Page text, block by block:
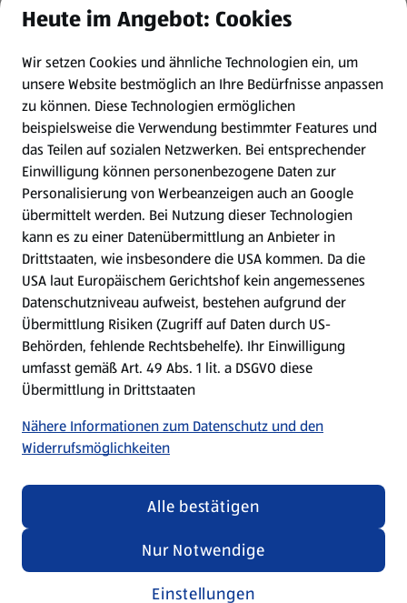
Newsletter
WhatsApp
Gewinnspiele
Mein HOFER. Meine Einkäufe.
Meine Meinung. Mein HOFER.
Gutscheingroßbestellung
(öffnet in einem neuen Tab)
Folge uns hier:
Jetzt die HOFER App downloaden
Datenschutz- und Richtlinienmenü
Impressum
Security Policy
(öffnet in einem neuen Tab)
Heute im Angebot: Cookies
Wir setzen Cookies und ähnliche Technologien ein, um
unsere Website bestmöglich an Ihre Bedürfnisse anpassen
zu können. Diese Technologien ermöglichen
beispielsweise die Verwendung bestimmter Features und
das Teilen auf sozialen Netzwerken. Bei entsprechender
Einwilligung können personenbezogene Daten zur
Personalisierung von Werbeanzeigen auch an Google
übermittelt werden. Bei Nutzung dieser Technologien
kann es zu einer Datenübermittlung an Anbieter in
Drittstaaten, wie insbesondere die USA kommen. Da die
USA laut Europäischem Gerichtshof kein angemessenes
Datenschutzniveau aufweist, bestehen aufgrund der
Übermittlung Risiken (Zugriff auf Daten durch US-
Behörden, fehlende Rechtsbehelfe). Ihr Einwilligung
umfasst gemäß Art. 49 Abs. 1 lit. a DSGVO diese
Übermittlung in Drittstaaten
Nähere Informationen zum Datenschutz und den
Widerrufsmöglichkeiten
Einstellungen
Nur Notwendige
Alle bestätigen